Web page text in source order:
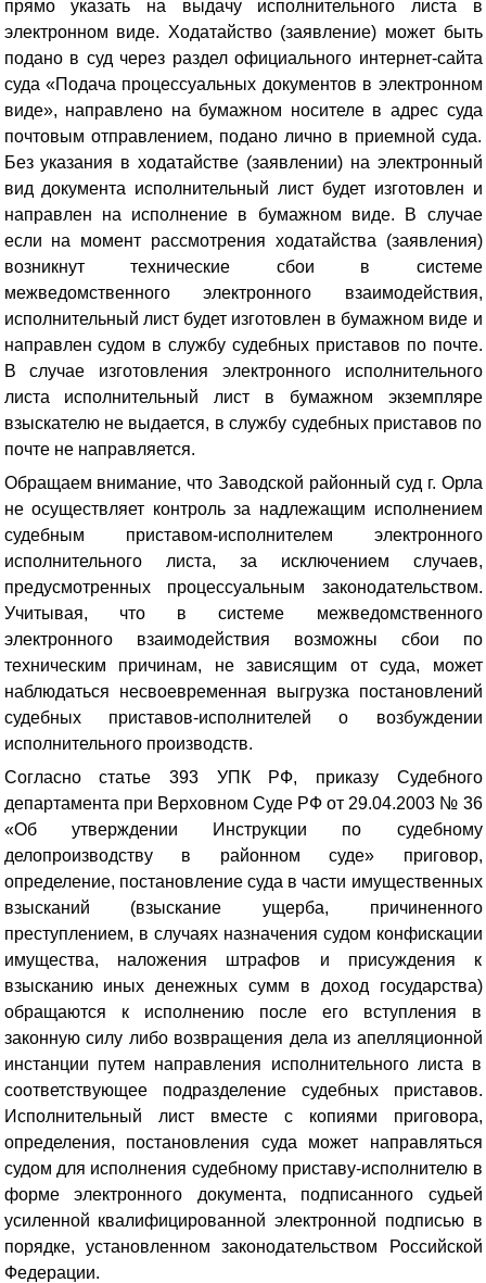
прямо указать на выдачу исполнительного листа в
электронном виде. Ходатайство (заявление) может быть
подано в суд через раздел официального интернет-сайта
суда «Подача процессуальных документов в электронном
виде», направлено на бумажном носителе в адрес суда
почтовым отправлением, подано лично в приемной суда.
Без указания в ходатайстве (заявлении) на электронный
вид документа исполнительный лист будет изготовлен и
направлен на исполнение в бумажном виде. В случае
если на момент рассмотрения ходатайства (заявления)
возникнут технические сбои в системе
межведомственного электронного взаимодействия,
исполнительный лист будет изготовлен в бумажном виде и
направлен судом в службу судебных приставов по почте.
В случае изготовления электронного исполнительного
листа исполнительный лист в бумажном экземпляре
взыскателю не выдается, в службу судебных приставов по
почте не направляется.
Обращаем внимание, что Заводской районный суд г. Орла
не осуществляет контроль за надлежащим исполнением
судебным приставом-исполнителем электронного
исполнительного листа, за исключением случаев,
предусмотренных процессуальным законодательством.
Учитывая, что в системе межведомственного
электронного взаимодействия возможны сбои по
техническим причинам, не зависящим от суда, может
наблюдаться несвоевременная выгрузка постановлений
судебных приставов-исполнителей о возбуждении
исполнительного производств.
Согласно статье 393 УПК РФ, приказу Судебного
департамента при Верховном Суде РФ от 29.04.2003 № 36
«Об утверждении Инструкции по судебному
делопроизводству в районном суде» приговор,
определение, постановление суда в части имущественных
взысканий (взыскание ущерба, причиненного
преступлением, в случаях назначения судом конфискации
имущества, наложения штрафов и присуждения к
взысканию иных денежных сумм в доход государства)
обращаются к исполнению после его вступления в
законную силу либо возвращения дела из апелляционной
инстанции путем направления исполнительного листа в
соответствующее подразделение судебных приставов.
Исполнительный лист вместе с копиями приговора,
определения, постановления суда может направляться
судом для исполнения судебному приставу-исполнителю в
форме электронного документа, подписанного судьей
усиленной квалифицированной электронной подписью в
порядке, установленном законодательством Российской
Федерации.